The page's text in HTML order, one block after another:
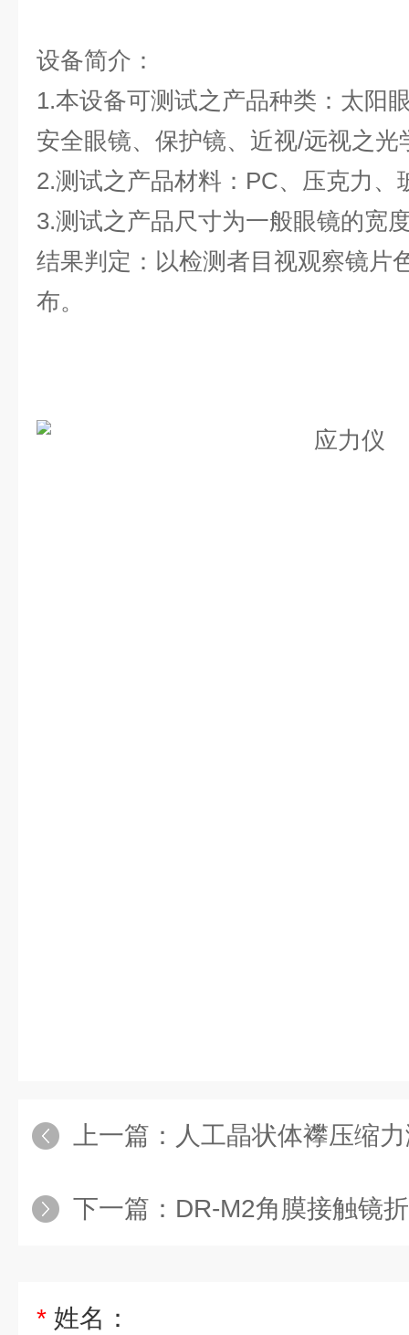
设备简介：
1.本设备可测试之产品种类： 太阳
安全眼镜、保护镜、 近视/远视之光
2.测试之产品材料： PC、压克力、
3.测试之产品尺寸为一般眼镜的宽
结果判定： 以检测者目视观察镜片
布。
上一篇： 人工晶状体襻压缩
下一篇： DR-M2角膜接触镜
* 姓名：